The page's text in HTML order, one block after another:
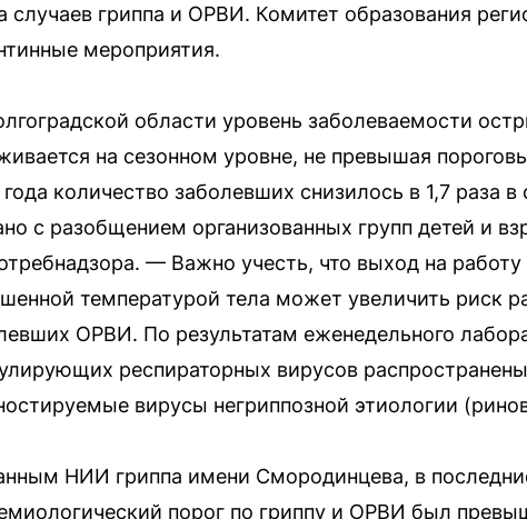
случаев гриппа и ОРВИ. Комитет образования
мероприятия.
области уровень заболеваемости
на сезонном уровне, не превышая
количество заболевших снизилось в 1,7 раза
с разобщением организованных групп детей и
— Важно учесть, что выход на
температурой тела может увеличить риск
ОРВИ. По результатам еженедельного
респираторных вирусов
вирусы негриппозной этиологии
НИИ гриппа имени Смородинцева, в
порог по гриппу и ОРВИ был